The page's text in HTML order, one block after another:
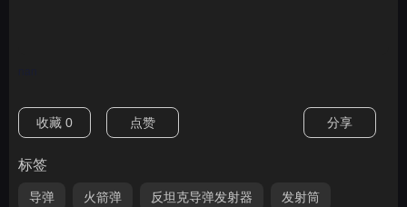
收藏 0 点赞 分享
标签
导弹 火箭弹 反坦克导弹发射器 发射筒